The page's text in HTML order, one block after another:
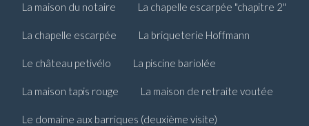
La maison du notaire La chapelle escarpée "chapitre 2"
La chapelle escarpée La briqueterie Hoffmann
Le château petivélo La piscine bariolée
La maison tapis rouge La maison de retraite voutée
Le domaine aux barriques (deuxième visite)